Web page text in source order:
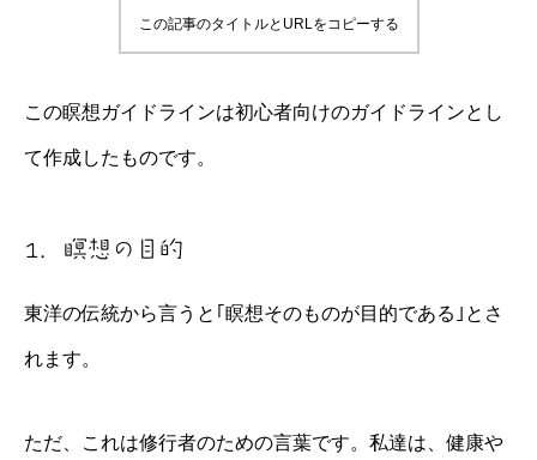
この記事のタイトルとURLをコピーする
この瞑想ガイドラインは初心者向けのガイドラインとし
て作成したものです。
1．瞑想の目的
東洋の伝統から言うと｢瞑想そのものが目的である｣とさ
れます。
ただ、これは修行者のための言葉です。私達は、健康や